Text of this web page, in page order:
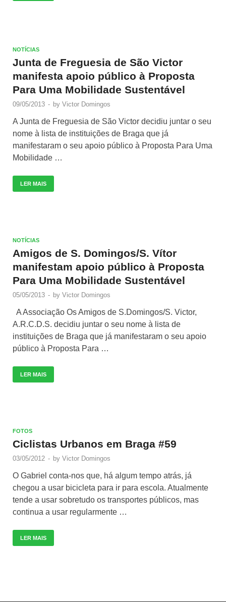
NOTÍCIAS
Junta de Freguesia de São Victor
manifesta apoio público à Proposta
Para Uma Mobilidade Sustentável
09/05/2013 - by Victor Domingos
A Junta de Freguesia de São Victor decidiu juntar o seu
nome à lista de instituições de Braga que já
manifestaram o seu apoio público à Proposta Para Uma
Mobilidade …
LER MAIS
NOTÍCIAS
Amigos de S. Domingos/S. Vítor
manifestam apoio público à Proposta
Para Uma Mobilidade Sustentável
05/05/2013 - by Victor Domingos
A Associação Os Amigos de S.Domingos/S. Victor,
A.R.C.D.S. decidiu juntar o seu nome à lista de
instituições de Braga que já manifestaram o seu apoio
público à Proposta Para …
LER MAIS
FOTOS
Ciclistas Urbanos em Braga #59
03/05/2012 - by Victor Domingos
O Gabriel conta-nos que, há algum tempo atrás, já
chegou a usar bicicleta para ir para escola. Atualmente
tende a usar sobretudo os transportes públicos, mas
continua a usar regularmente …
LER MAIS